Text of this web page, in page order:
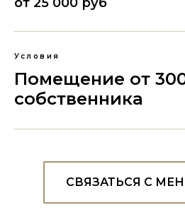
Условия
Помещение от
собственника
СВЯЗАТЬСЯ С